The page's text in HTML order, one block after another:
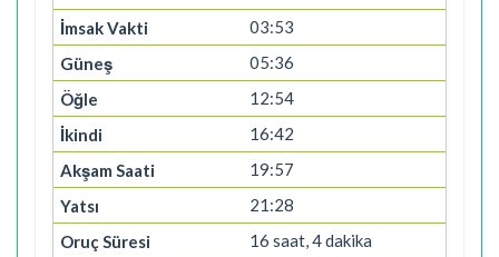
03:53
05:36
12:54
16:42
19:57
21:28
16 saat, 4 dakika